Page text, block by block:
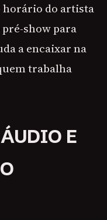
horário do artista
pré-show para
a encaixar na
trabalha
E